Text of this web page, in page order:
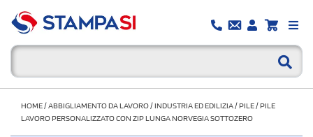
HOME/ABBIGLIAMENTO DA LAVORO/INDUSTRIA ED EDILIZIA/PILE/PILE
LAVORO PERSONALIZZATO CON ZIP LUNGA NORVEGIA SOTTOZERO